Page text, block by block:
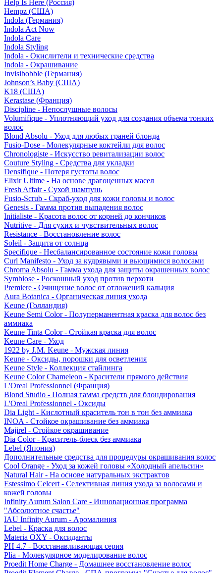
Help Is Here (Россия)
Hempz (США)
Indola (Германия)
Indola Act Now
Indola Care
Indola Styling
Indola - Окислители и технические средства
Indola - Окрашивание
Invisibobble (Германия)
Johnson’s Baby (США)
K18 (США)
Kerastase (Франция)
Discipline - Непослушные волосы
Volumifique - Уплотняющий уход для создания объема тонких
волос
Blond Absolu - Уход для любых граней блонда
Fusio-Dose - Молекулярные коктейли для волос
Chronologiste - Искусство ревитализации волос
Couture Styling - Средства для укладки
Densifique - Потеря густоты волос
Elixir Ultime - На основе драгоценных масел
Fresh Affair - Сухой шампунь
Fusio-Scrub - Скраб-уход для кожи головы и волос
Genesis - Гамма против выпадения волос
Initialiste - Красота волос от корней до кончиков
Nutritive - Для сухих и чувствительных волос
Resistance - Восстановление волос
Soleil - Защита от солнца
Specifique - Несбалансированное состояние кожи головы
Curl Manifesto - Уход за кудрявыми и вьющимися волосами
Chroma Absolu - Гамма ухода для защиты окрашенных волос
Symbiose - Роскошный уход против перхоти
Premiere - Очищение волос от отложений кальция
Aura Botanica - Органическая линия ухода
Keune (Голландия)
Keune Semi Color - Полуперманентная краска для волос без
аммиака
Keune Tinta Color - Стойкая краска для волос
Keune Care - Уход
1922 by J.M. Keune - Мужская линия
Keune - Оксиды, порошки для осветления
Keune Style - Коллекция стайлинга
Keune Color Chameleon - Красители прямого действия
L'Oreal Professionnel (Франция)
Blond Studio - Полная гамма средств для блондирования
L'Oreal Professionnel - Оксиды
Dia Light - Кислотный краситель тон в тон без аммиака
INOA - Стойкое окрашивание без аммиака
Majirel - Стойкое окрашивание
Dia Color - Краситель-блеск без аммиака
Lebel (Япония)
Дополнительные средства для процедуры окрашивания волос
Cool Orange - Уход за кожей головы «Холодный апельсин»
Natural Hair - На основе натуральных экстрактов
Estessimo Celcert - Селективная линия ухода за волосами и
кожей головы
Infinity Aurum Salon Care - Инновационная программа
"Абсолютное счастье"
IAU Infinity Aurum - Аромалиния
Lebel - Краска для волос
Materia OXY - Оксиданты
PH 4.7 - Восстанавливающая серия
Plia - Молекулярное моделирование волос
Proedit Home Charge - Домашнее восстановление волос